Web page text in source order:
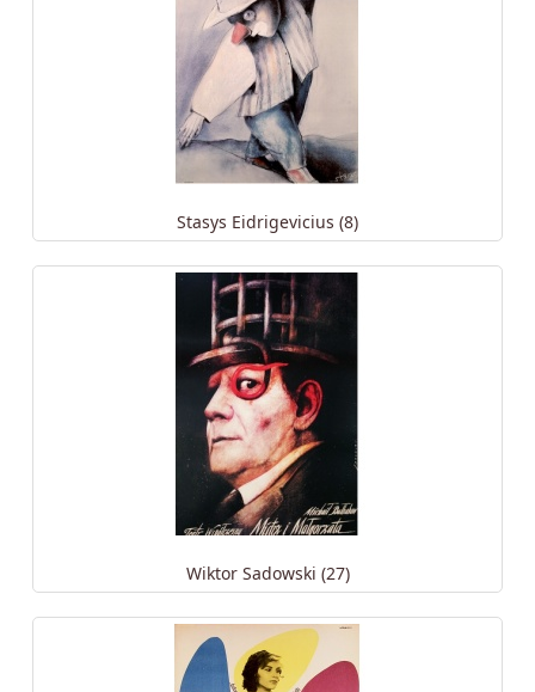
Stasys Eidrigevicius (8)
Wiktor Sadowski (27)